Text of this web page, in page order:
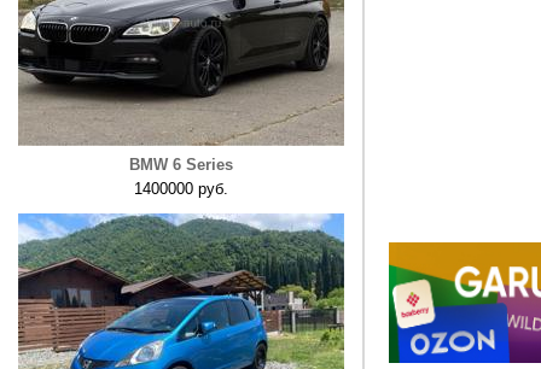
BMW 6 Series
1400000 руб.